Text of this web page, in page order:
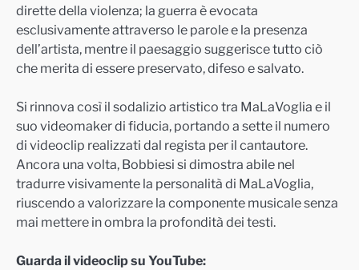
dirette della violenza; la guerra è evocata
esclusivamente attraverso le parole e la presenza
dell’artista, mentre il paesaggio suggerisce tutto ciò
che merita di essere preservato, difeso e salvato.
Si rinnova così il sodalizio artistico tra MaLaVoglia e il
suo videomaker di fiducia, portando a sette il numero
di videoclip realizzati dal regista per il cantautore.
Ancora una volta, Bobbiesi si dimostra abile nel
tradurre visivamente la personalità di MaLaVoglia,
riuscendo a valorizzare la componente musicale senza
mai mettere in ombra la profondità dei testi.
Guarda il videoclip su YouTube: